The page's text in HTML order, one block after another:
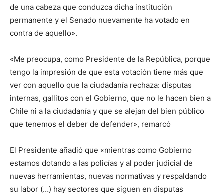
de una cabeza que conduzca dicha institución
permanente y el Senado nuevamente ha votado en
contra de aquello».
«Me preocupa, como Presidente de la República, porque
tengo la impresión de que esta votación tiene más que
ver con aquello que la ciudadanía rechaza: disputas
internas, gallitos con el Gobierno, que no le hacen bien a
Chile ni a la ciudadanía y que se alejan del bien público
que tenemos el deber de defender», remarcó
El Presidente añadió que «mientras como Gobierno
estamos dotando a las policías y al poder judicial de
nuevas herramientas, nuevas normativas y respaldando
su labor (…) hay sectores que siguen en disputas